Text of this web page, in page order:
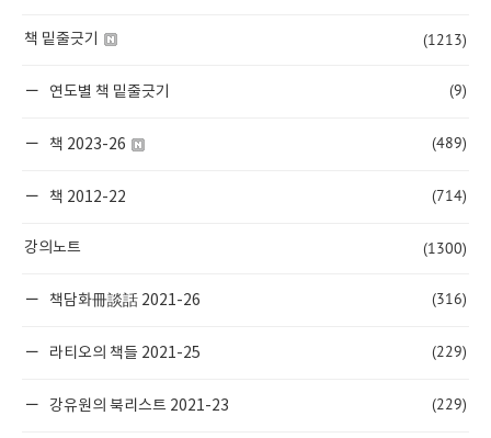
책 밑줄긋기 (1213)
연도별 책 밑줄긋기 (9)
책 2023-26 (489)
책 2012-22 (714)
강의노트 (1300)
책담화冊談話 2021-26 (316)
라티오의 책들 2021-25 (229)
강유원의 북리스트 2021-23 (229)